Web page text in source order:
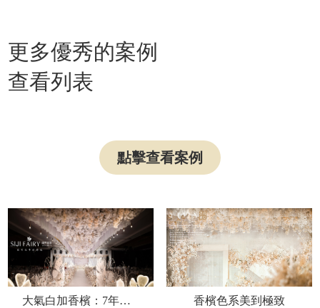
更多優秀的案例
查看列表
點擊查看案例
大氣白加香檳：7年時光，全部說給你聽 香檳色系美到極致